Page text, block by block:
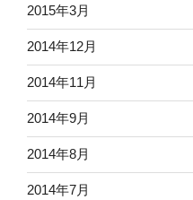
2015年3月
2014年12月
2014年11月
2014年9月
2014年8月
2014年7月